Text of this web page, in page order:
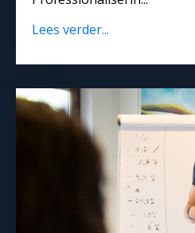
Lees verder...